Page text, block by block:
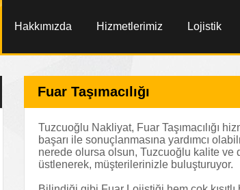
Hakkımızda Hizmetlerimiz Lojistik
Fuar Taşımacılığı
Tuzcuoğlu Nakliyat, Fuar Taşımacılığı
başarı ile sonuçlanmasına yardımcı
nerede olursa olsun, Tuzcuoğlu kalite ve
üstlenerek, müşterilerinizle buluşturuyor.